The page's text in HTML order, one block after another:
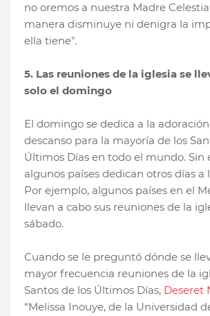
no oremos a nuestra Madre
manera disminuye ni denigra la
ella tiene".
5. Las reuniones de la iglesia se
solo el domingo
El domingo se dedica a la
descanso para la mayoría de los
Últimos Días en todo el mundo. Sin
algunos países dedican otros días a
Por ejemplo, algunos países en el
llevan a cabo sus reuniones de la
sábado.
Cuando se le preguntó dónde se
mayor frecuencia reuniones de la
Santos de los Últimos Días, Deseret
“Melissa Inouye, de la Universidad